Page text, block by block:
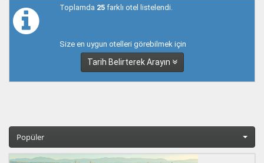
Toplamda 25farklı otel listelendi.
Size en uygun otelleri görebilmek için
Tarih Belirterek Arayın
Popüler